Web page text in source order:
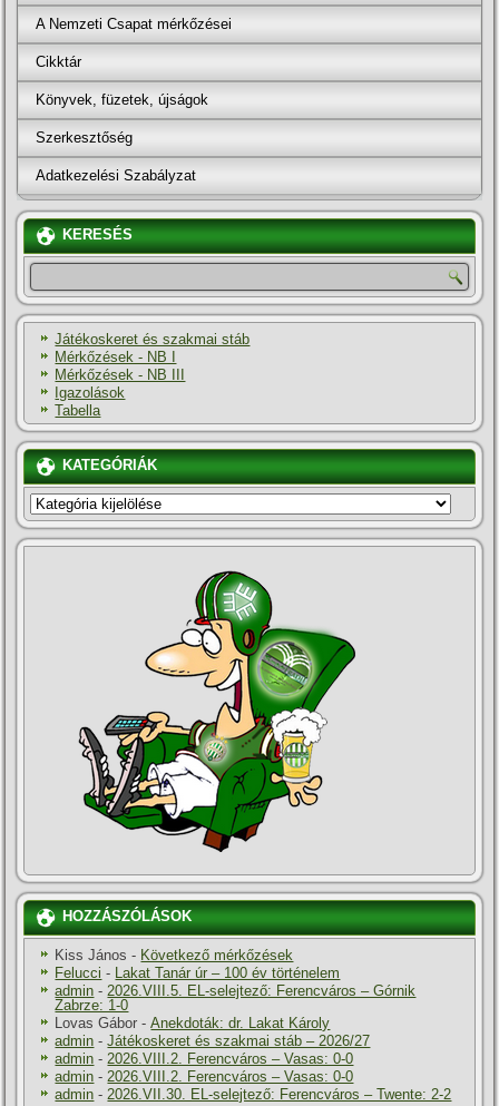
A Nemzeti Csapat mérkőzései
Cikktár
Könyvek, füzetek, újságok
Szerkesztőség
Adatkezelési Szabályzat
KERESÉS
Játékoskeret és szakmai stáb
Mérkőzések - NB I
Mérkőzések - NB III
Igazolások
Tabella
KATEGÓRIÁK
KATEGÓRIÁK
HOZZÁSZÓLÁSOK
Kiss János - Következő mérkőzések
Felucci - Lakat Tanár úr – 100 év történelem
admin -2026.VIII.5. EL-selejtező: Ferencváros – Górnik
Zabrze: 1-0
Lovas Gábor -Anekdoták: dr. Lakat Károly
admin -Játékoskeret és szakmai stáb – 2026/27
admin -2026.VIII.2. Ferencváros – Vasas: 0-0
admin -2026.VIII.2. Ferencváros – Vasas: 0-0
admin -2026.VII.30. EL-selejtező: Ferencváros – Twente: 2-2